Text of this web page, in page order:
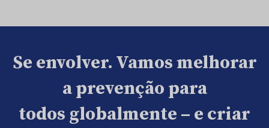
Se envolver. Vamos melhorar
a prevenção para
todos globalmente – e criar